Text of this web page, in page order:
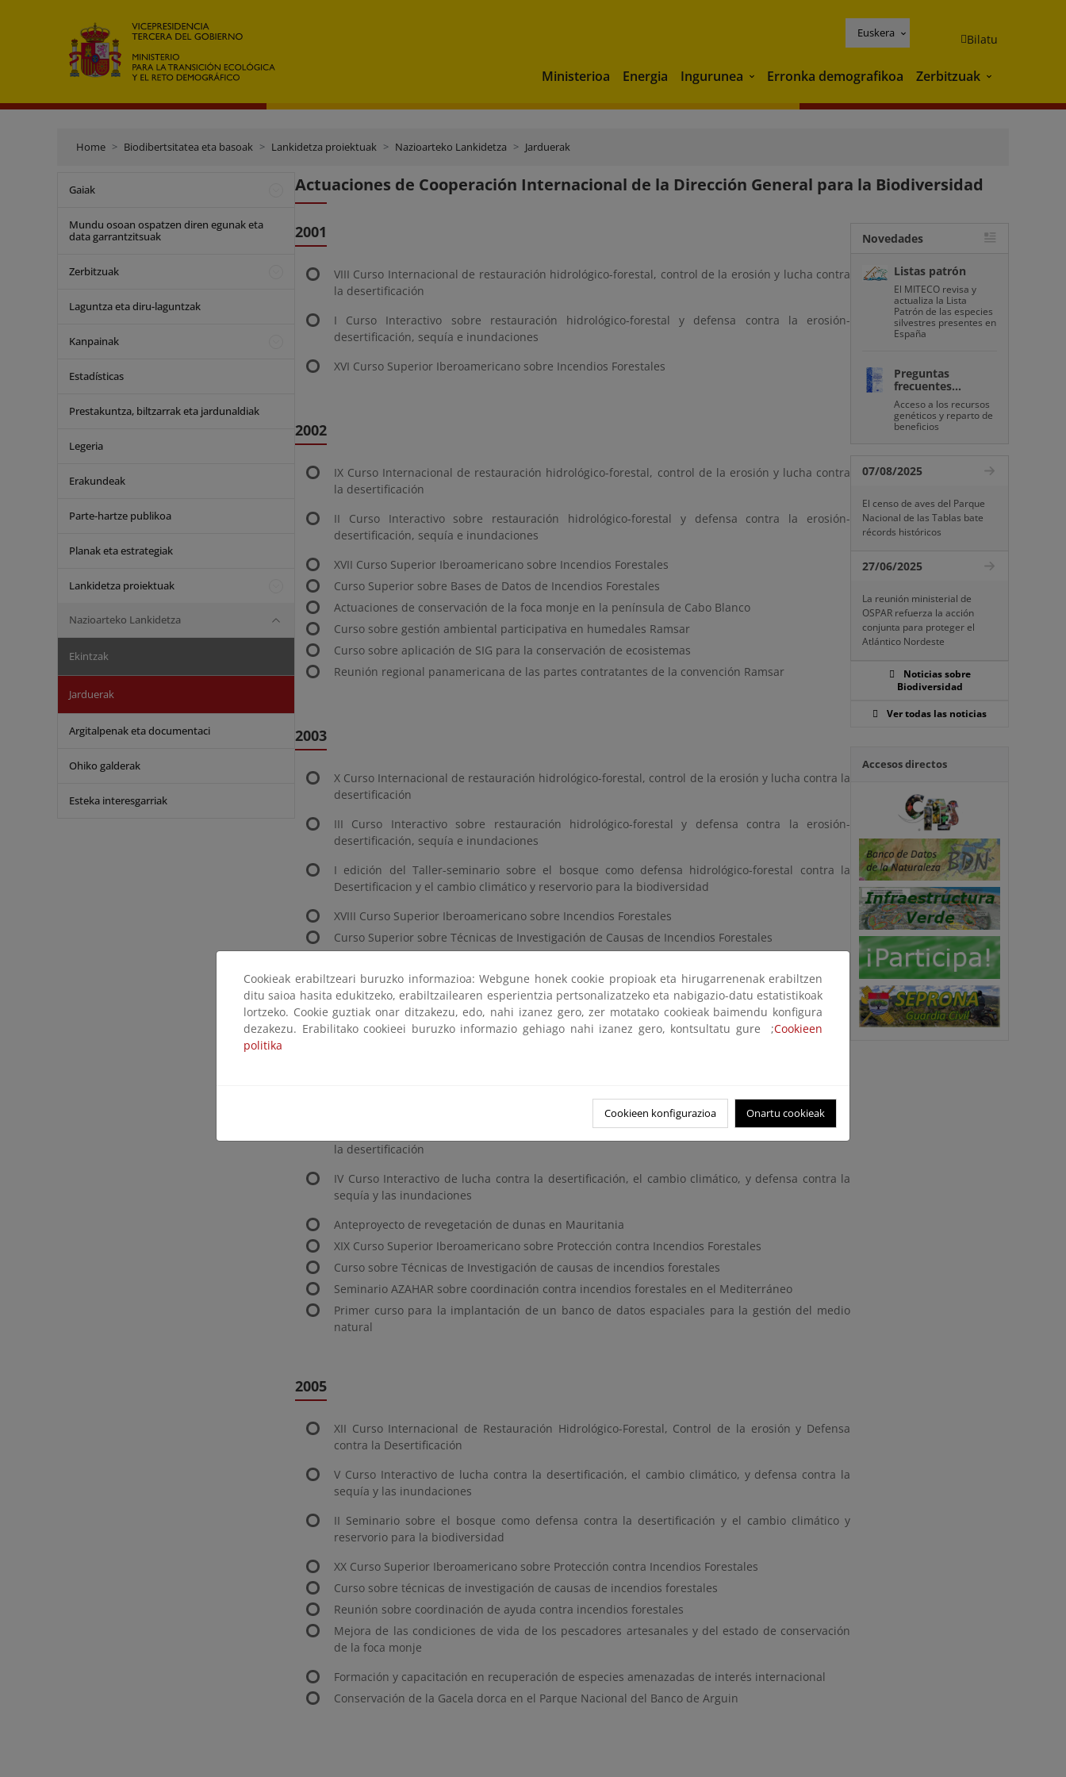
Euskera Bilatu
Ministerioa Energia Ingurunea Ingurunea
Erronka demografikoa Zerbitzuak Zerbitzuak
Home Biodibertsitatea eta basoak Lankidetza proiektuak Nazioarteko Lankidetza Jarduerak
Gaiak
Mundu osoan ospatzen diren egunak eta
data garrantzitsuak
Zerbitzuak
Laguntza eta diru-laguntzak
Kanpainak
Estadísticas
Prestakuntza, biltzarrak eta jardunaldiak
Legeria
Erakundeak
Parte-hartze publikoa
Planak eta estrategiak
Lankidetza proiektuak
Nazioarteko Lankidetza
Ekintzak
Jarduerak
Argitalpenak eta documentaci
Ohiko galderak
Esteka interesgarriak
Actuaciones de Cooperación Internacional de la Dirección General para la Biodiversidad
2001
VIII Curso Internacional de restauración hidrológico-forestal, control de la erosión y lucha contra
la desertificación
I Curso Interactivo sobre restauración hidrológico-forestal y defensa contra la erosión-
desertificación, sequía e inundaciones
XVI Curso Superior Iberoamericano sobre Incendios Forestales
2002
IX Curso Internacional de restauración hidrológico-forestal, control de la erosión y lucha contra
la desertificación
II Curso Interactivo sobre restauración hidrológico-forestal y defensa contra la erosión-
desertificación, sequía e inundaciones
XVII Curso Superior Iberoamericano sobre Incendios Forestales
Curso Superior sobre Bases de Datos de Incendios Forestales
Actuaciones de conservación de la foca monje en la península de Cabo Blanco
Curso sobre gestión ambiental participativa en humedales Ramsar
Curso sobre aplicación de SIG para la conservación de ecosistemas
Reunión regional panamericana de las partes contratantes de la convención Ramsar
2003
X Curso Internacional de restauración hidrológico-forestal, control de la erosión y lucha contra la
desertificación
III Curso Interactivo sobre restauración hidrológico-forestal y defensa contra la erosión-
desertificación, sequía e inundaciones
I edición del Taller-seminario sobre el bosque como defensa hidrológico-forestal contra la
Desertificacion y el cambio climático y reservorio para la biodiversidad
XVIII Curso Superior Iberoamericano sobre Incendios Forestales
Curso Superior sobre Técnicas de Investigación de Causas de Incendios Forestales
Curso: Hacia el Congreso Mundial de Parques de UICN: el impacto de la comunicación y la
educación en la gestión de áreas
Plan de acción de la foca monje del Mediterráneo y Atlántico Oriental
Apoyo al cumplimiento del CITES en Paraguay (misión técnica)
XI Curso Internacional de restauración hidrológico-forestal, control de la erosión y lucha contra
la desertificación
IV Curso Interactivo de lucha contra la desertificación, el cambio climático, y defensa contra la
sequía y las inundaciones
Anteproyecto de revegetación de dunas en Mauritania
XIX Curso Superior Iberoamericano sobre Protección contra Incendios Forestales
Curso sobre Técnicas de Investigación de causas de incendios forestales
Seminario AZAHAR sobre coordinación contra incendios forestales en el Mediterráneo
Primer curso para la implantación de un banco de datos espaciales para la gestión del medio
natural
2005
XII Curso Internacional de Restauración Hidrológico-Forestal, Control de la erosión y Defensa
contra la Desertificación
V Curso Interactivo de lucha contra la desertificación, el cambio climático, y defensa contra la
sequía y las inundaciones
II Seminario sobre el bosque como defensa contra la desertificación y el cambio climático y
reservorio para la biodiversidad
XX Curso Superior Iberoamericano sobre Protección contra Incendios Forestales
Curso sobre técnicas de investigación de causas de incendios forestales
Reunión sobre coordinación de ayuda contra incendios forestales
Mejora de las condiciones de vida de los pescadores artesanales y del estado de conservación
de la foca monje
Formación y capacitación en recuperación de especies amenazadas de interés internacional
Conservación de la Gacela dorca en el Parque Nacional del Banco de Arguin
Novedades
Listas patrón
El MITECO revisa y
actualiza la Lista
Patrón de las especies
silvestres presentes en
España
Preguntas
frecuentes...
Acceso a los recursos
genéticos y reparto de
beneficios
07/08/2025
El censo de aves del Parque
Nacional de las Tablas bate
récords históricos
27/06/2025
La reunión ministerial de
OSPAR refuerza la acción
conjunta para proteger el
Atlántico Nordeste
Noticias sobre
Biodiversidad
Ver todas las noticias
Accesos directos
Cookieak erabiltzeari buruzko informazioa: Webgune honek cookie propioak eta hirugarrenenak erabiltzen
ditu saioa hasita edukitzeko, erabiltzailearen esperientzia pertsonalizatzeko eta nabigazio-datu estatistikoak
lortzeko. Cookie guztiak onar ditzakezu, edo, nahi izanez gero, zer motatako cookieak baimendu konfigura
dezakezu. Erabilitako cookieei buruzko informazio gehiago nahi izanez gero, kontsultatu gure ;Cookieen
politika
Cookieen konfigurazioa Onartu cookieak